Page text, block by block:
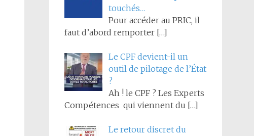
touchés…
Pour accéder au PRIC, il
faut d’abord remporter […]
Le CPF devient-il un
outil de pilotage de l’État
?
Ah ! le CPF ? Les Experts
Compétences qui viennent du […]
Le retour discret du